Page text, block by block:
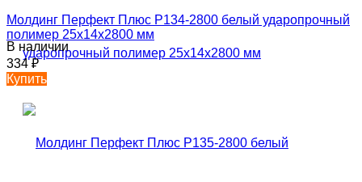
Молдинг Перфект Плюс P134-2800 белый ударопрочный
полимер 25х14х2800 мм
В наличии
334₽
Купить